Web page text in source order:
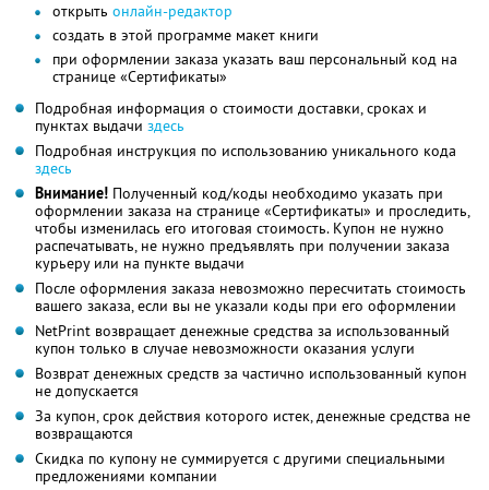
открыть онлайн-редактор
создать в этой программе макет книги
при оформлении заказа указать ваш персональный код на
странице «Сертификаты»
Подробная информация о стоимости доставки, сроках и
пунктах выдачи здесь
Подробная инструкция по использованию уникального кода
здесь
Внимание! Полученный код/коды необходимо указать при
оформлении заказа на странице «Сертификаты» и проследить,
чтобы изменилась его итоговая стоимость. Купон не нужно
распечатывать, не нужно предъявлять при получении заказа
курьеру или на пункте выдачи
После оформления заказа невозможно пересчитать стоимость
вашего заказа, если вы не указали коды при его оформлении
NetPrint возвращает денежные средства за использованный
купон только в случае невозможности оказания услуги
Возврат денежных средств за частично использованный купон
не допускается
За купон, срок действия которого истек, денежные средства не
возвращаются
Скидка по купону не суммируется с другими специальными
предложениями компании